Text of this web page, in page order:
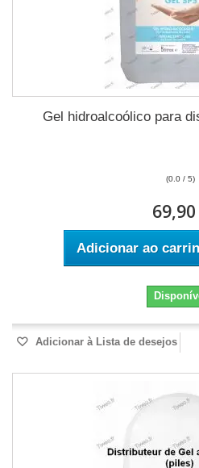
Gel hidroalcoólico para
(0.0 / 5)
Adicionar ao
Adicionar à Lista de desejos